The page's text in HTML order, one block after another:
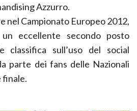
Azzurro.
nel Campionato Europeo 2012,
eccellente secondo posto
classifica sull’uso del social
parte dei fans delle Nazionali
finale.